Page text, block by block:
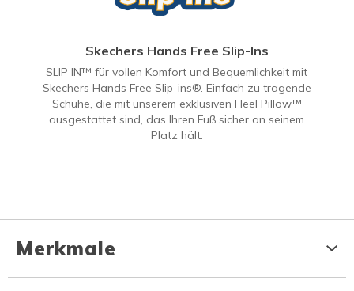
Skechers Hands Free Slip-Ins
SLIP IN™ für vollen Komfort und Bequemlichkeit mit
Skechers Hands Free Slip-ins®. Einfach zu tragende
Schuhe, die mit unserem exklusiven Heel Pillow™
ausgestattet sind, das Ihren Fuß sicher an seinem
Platz hält.
Merkmale